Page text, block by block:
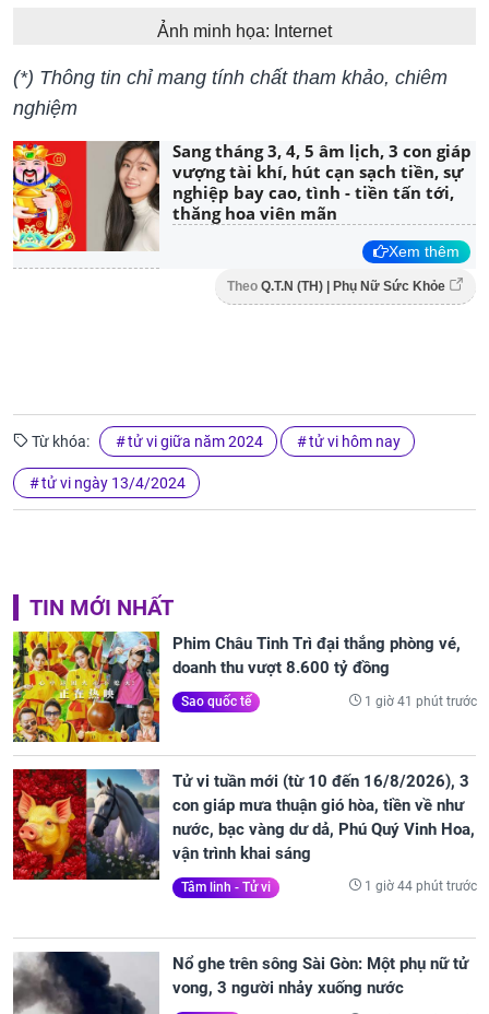
Ảnh minh họa: Internet
(*) Thông tin chỉ mang tính chất tham khảo, chiêm
nghiệm
Sang tháng 3, 4, 5 âm lịch, 3 con giáp
vượng tài khí, hút cạn sạch tiền, sự
nghiệp bay cao, tình - tiền tấn tới,
thăng hoa viên mãn
Xem thêm
Theo Q.T.N (TH) | Phụ Nữ Sức Khỏe
Từ khóa: tử vi giữa năm 2024 tử vi hôm nay
tử vi ngày 13/4/2024
TIN MỚI NHẤT
Phim Châu Tinh Trì đại thắng phòng vé,
doanh thu vượt 8.600 tỷ đồng
Sao quốc tế 1 giờ 41 phút trước
Tử vi tuần mới (từ 10 đến 16/8/2026), 3
con giáp mưa thuận gió hòa, tiền về như
nước, bạc vàng dư dả, Phú Quý Vinh Hoa,
vận trình khai sáng
Tâm linh - Tử vi 1 giờ 44 phút trước
Nổ ghe trên sông Sài Gòn: Một phụ nữ tử
vong, 3 người nhảy xuống nước